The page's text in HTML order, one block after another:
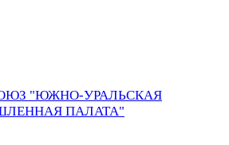
"ЮЖНО-УРАЛЬСКАЯ
ПАЛАТА"